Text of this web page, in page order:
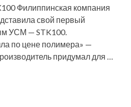
Филиппинская компания
свой первый
УСМ — STK100.
по цене полимера» —
придумал для …